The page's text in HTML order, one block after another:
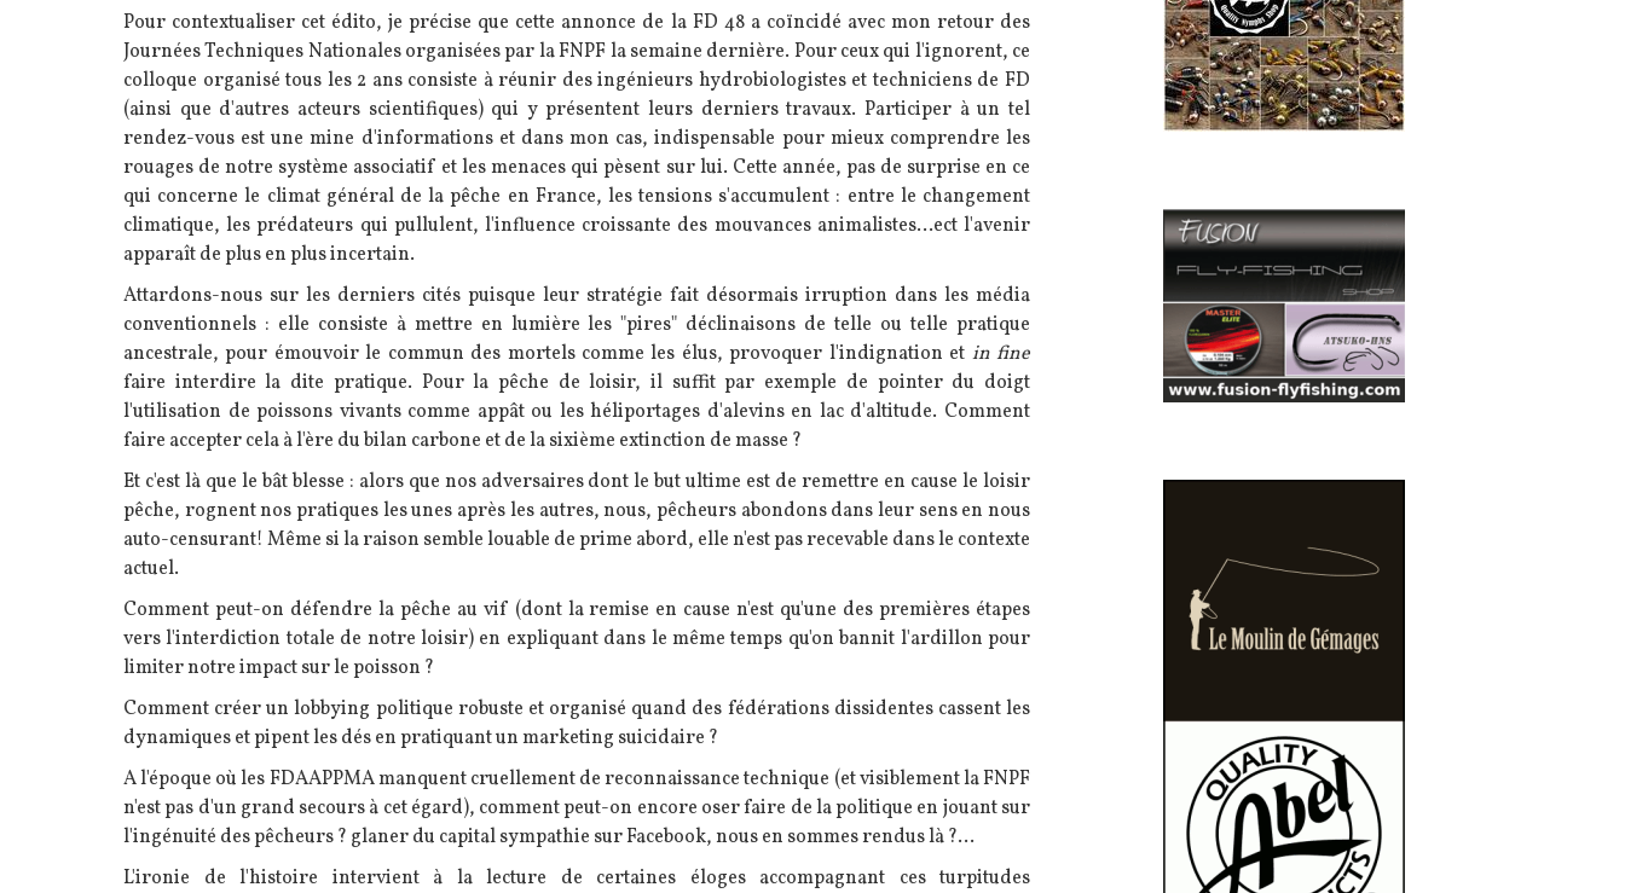
Pour contextualiser cet édito, je précise que cette annonce de la FD 48 a coïncidé avec mon retour des
Journées Techniques Nationales organisées par la FNPF la semaine dernière. Pour ceux qui l'ignorent, ce
colloque organisé tous les 2 ans consiste à réunir des ingénieurs hydrobiologistes et techniciens de FD
(ainsi que d'autres acteurs scientifiques) qui y présentent leurs derniers travaux. Participer à un tel
rendez-vous est une mine d'informations et dans mon cas, indispensable pour mieux comprendre les
rouages de notre système associatif et les menaces qui pèsent sur lui. Cette année, pas de surprise en ce
qui concerne le climat général de la pêche en France, les tensions s'accumulent : entre le changement
climatique, les prédateurs qui pullulent, l'influence croissante des mouvances animalistes...ect l'avenir
apparaît de plus en plus incertain.
Attardons-nous sur les derniers cités puisque leur stratégie fait désormais irruption dans les média
conventionnels : elle consiste à mettre en lumière les "pires" déclinaisons de telle ou telle pratique
ancestrale, pour émouvoir le commun des mortels comme les élus, provoquer l'indignation et in fine
faire interdire la dite pratique. Pour la pêche de loisir, il suffit par exemple de pointer du doigt
l'utilisation de poissons vivants comme appât ou les héliportages d'alevins en lac d'altitude. Comment
faire accepter cela à l'ère du bilan carbone et de la sixième extinction de masse ?
Et c'est là que le bât blesse : alors que nos adversaires dont le but ultime est de remettre en cause le loisir
pêche, rognent nos pratiques les unes après les autres, nous, pêcheurs abondons dans leur sens en nous
auto-censurant! Même si la raison semble louable de prime abord, elle n'est pas recevable dans le contexte
actuel.
Comment peut-on défendre la pêche au vif (dont la remise en cause n'est qu'une des premières étapes
vers l'interdiction totale de notre loisir) en expliquant dans le même temps qu'on bannit l'ardillon pour
limiter notre impact sur le poisson ?
Comment créer un lobbying politique robuste et organisé quand des fédérations dissidentes cassent les
dynamiques et pipent les dés en pratiquant un marketing suicidaire ?
A l'époque où les FDAAPPMA manquent cruellement de reconnaissance technique (et visiblement la FNPF
n'est pas d'un grand secours à cet égard), comment peut-on encore oser faire de la politique en jouant sur
l'ingénuité des pêcheurs ? glaner du capital sympathie sur Facebook, nous en sommes rendus là ?...
L'ironie de l'histoire intervient à la lecture de certaines éloges accompagnant ces turpitudes